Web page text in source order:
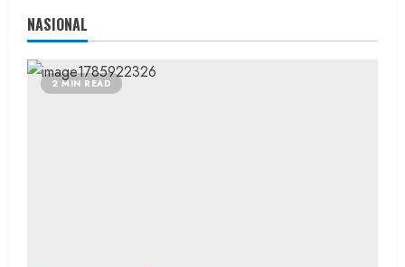
NASIONAL
2 MIN READ